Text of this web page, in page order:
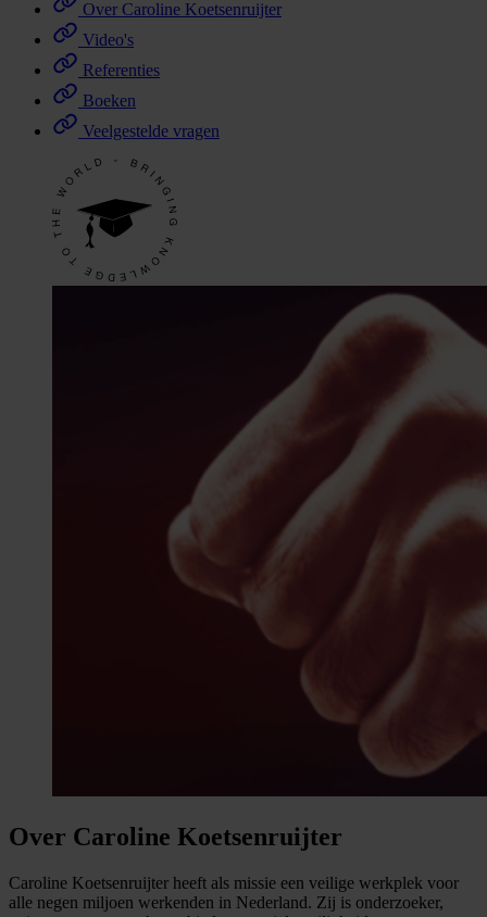
Over Caroline Koetsenruijter
Video's
Referenties
Boeken
Veelgestelde vragen
Over Caroline Koetsenruijter
Caroline Koetsenruijter heeft als missie een veilige werkplek voor
alle negen miljoen werkenden in Nederland. Zij is onderzoeker,